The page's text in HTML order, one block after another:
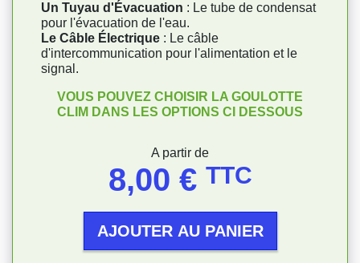
Un Tuyau d'Évacuation : Le tube de condensat
pour l'évacuation de l'eau.
Le Câble Électrique : Le câble
d'intercommunication pour l'alimentation et le
signal.
VOUS POUVEZ CHOISIR LA GOULOTTE
CLIM DANS LES OPTIONS CI DESSOUS
A partir de
8,00 € TTC
AJOUTER AU PANIER